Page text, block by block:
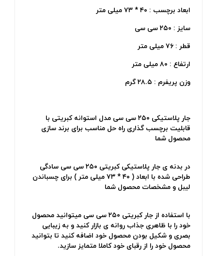
ابعاد برچسب : ۴۰ * ۷۳ میلی متر
سایز : ۲۵۰ سی سی
قطر : ۷۶ میلی متر
ارتفاع : ۸۰ میلی متر
وزن پریفرم : ۲۸.۵ گرم
جار پلاستیکی ۲۵۰ سی سی مدل استوانه کبریتی با
قابلیت برچسب گذاری راه حل مناسب برای برند سازی
محصول شما
در بدنه ی جار پلاستیکی کبریتی ۲۵۰ سی سی سادگی
طراحی شده با ابعاد ( ۴۰ * ۷۳ میلی متر ) برای چسباندن
لیبل و مشخصات محصول شما
با استفاده از جار کبریتی ۲۵۰ سی سی میتوانید محصول
خود را با ظاهری جذاب روانه ی بازار کنید و به زیبایی
بصری و شکیل بودن محصول خود اضافه کنید تا بتوانید
محصول خود را از رقبای خود کاملا متمایز سازید.